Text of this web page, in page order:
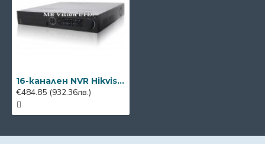
16-канален NVR Hikvision DS-7716NI-K4
€484.85 (932.36лв.)